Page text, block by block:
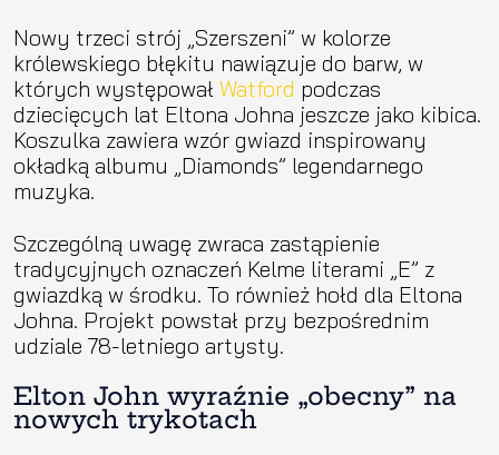
Nowy trzeci strój „Szerszeni” w kolorze
królewskiego błękitu nawiązuje do barw, w
których występował Watford podczas
dziecięcych lat Eltona Johna jeszcze jako kibica.
Koszulka zawiera wzór gwiazd inspirowany
okładką albumu „Diamonds” legendarnego
muzyka.
Szczególną uwagę zwraca zastąpienie
tradycyjnych oznaczeń Kelme literami „E” z
gwiazdką w środku. To również hołd dla Eltona
Johna. Projekt powstał przy bezpośrednim
udziale 78-letniego artysty.
Elton John wyraźnie „obecny” na
nowych trykotach